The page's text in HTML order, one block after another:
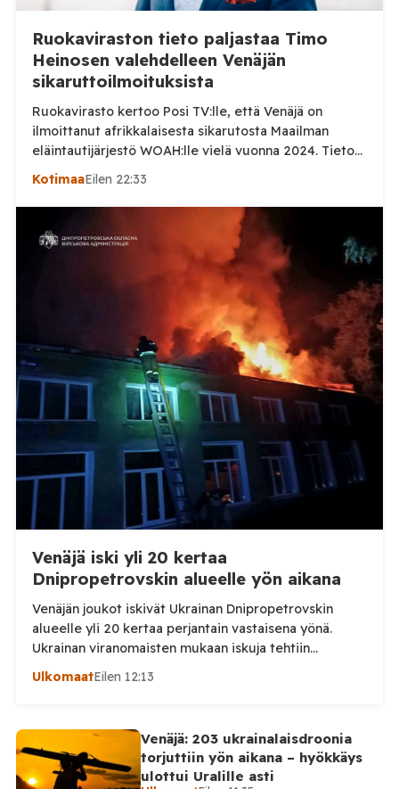
Ruokaviraston tieto paljastaa Timo
Heinosen valehdelleen Venäjän
sikaruttoilmoituksista
Ruokavirasto kertoo Posi TV:lle, että Venäjä on
ilmoittanut afrikkalaisesta sikarutosta Maailman
eläintautijärjestö WOAH:lle vielä vuonna 2024. Tieto
haastaa kokoomuksen kansanedustaja Timo Heinosen
sikaruttoilmoituksista. Suomi on puolestaan
ilmoittanut tuoreesta Virolahden tapauksesta sekä
WOAH:n kautta että suoraan Venäjän
eläinlääkintäviranomaisille. Ruokavirasto kertoi Posi
TV:lle tarkempia tietoja Suomen ensimmäisestä
afrikkalaisen sikaruton tapauksesta sekä
eläintautitietojen vaihdosta […]
KotimaaEilen 22:33
Venäjä iski yli 20 kertaa
Dnipropetrovskin alueelle yön aikana
Venäjän joukot iskivät Ukrainan Dnipropetrovskin
alueelle yli 20 kertaa perjantain vastaisena yönä.
Ukrainan viranomaisten mukaan iskuja tehtiin
drooneilla ja tykistöllä viidelle eri alueelle.
kertoi perjantaiaamuna 7. elokuuta julkaisemassaan
Telegram-päivityksessä, että Venäjän joukot
hyökkäsivät yön aikana yli 20 kertaa viidelle alueelle.
UlkomaatEilen 12:13
Venäjä: 203 ukrainalaisdroonia
torjuttiin yön aikana – hyökkäys
ulottui Uralille asti